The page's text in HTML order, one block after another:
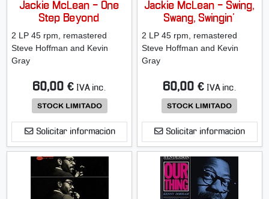
Jackie McLean - One
Step Beyond
2 LP 45 rpm, remastered
Steve Hoffman and Kevin
Gray
60,00 € IVA inc.
Solicitar información
Jackie McLean - Swing,
Swang, Swingin'
2 LP 45 rpm, remastered
Steve Hoffman and Kevin
Gray
60,00 € IVA inc.
Solicitar información